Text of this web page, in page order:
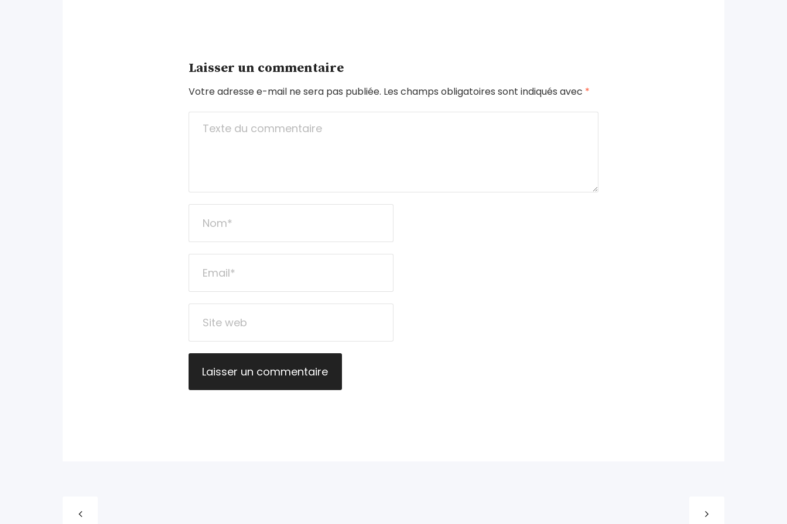
Laisser un commentaire
Votre adresse e-mail ne sera pas publiée. Les champs obligatoires sont indiqués avec *